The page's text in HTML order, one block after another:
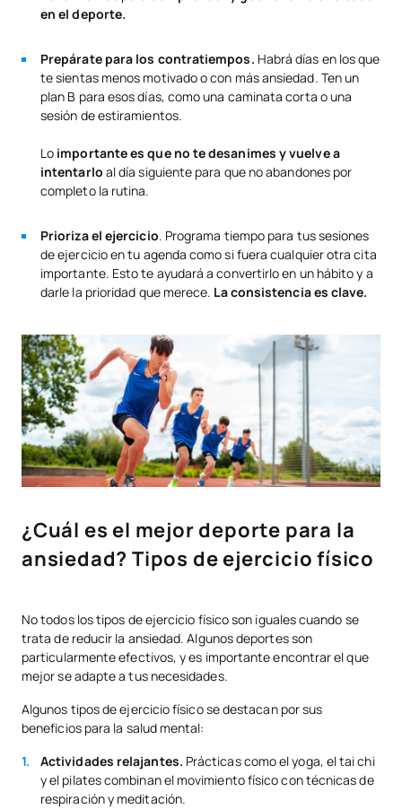
en el deporte.
Prepárate para los contratiempos. Habrá días en los que
te sientas menos motivado o con más ansiedad. Ten un
plan B para esos días, como una caminata corta o una
sesión de estiramientos.
Lo importante es que no te desanimes y vuelve a
intentarlo al día siguiente para que no abandones por
completo la rutina.
Prioriza el ejercicio. Programa tiempo para tus sesiones
de ejercicio en tu agenda como si fuera cualquier otra cita
importante. Esto te ayudará a convertirlo en un hábito y a
darle la prioridad que merece. La consistencia es clave.
¿Cuál es el mejor deporte para la
ansiedad? Tipos de ejercicio físico
No todos los tipos de ejercicio físico son iguales cuando se
trata de reducir la ansiedad. Algunos deportes son
particularmente efectivos, y es importante encontrar el que
mejor se adapte a tus necesidades.
Algunos tipos de ejercicio físico se destacan por sus
beneficios para la salud mental:
Actividades relajantes. Prácticas como el yoga, el tai chi
y el pilates combinan el movimiento físico con técnicas de
respiración y meditación.